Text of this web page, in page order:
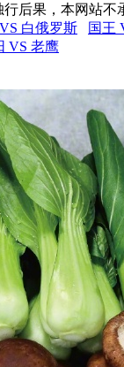
后果，本网站不
白俄罗斯
国王
VS 老鹰